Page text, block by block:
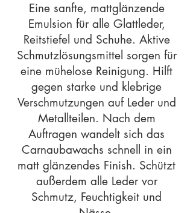
Eine sanfte, mattglänzende
Emulsion für alle Glattleder,
Reitstiefel und Schuhe. Aktive
Schmutzlösungsmittel sorgen für
eine mühelose Reinigung. Hilft
gegen starke und klebrige
Verschmutzungen auf Leder und
Metallteilen. Nach dem
Auftragen wandelt sich das
Carnaubawachs schnell in ein
matt glänzendes Finish. Schützt
außerdem alle Leder vor
Schmutz, Feuchtigkeit und